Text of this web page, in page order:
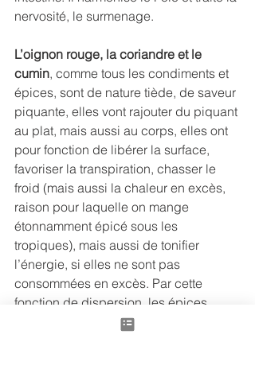
nervosité, le surmenage.
L’oignon rouge, la coriandre et le
cumin, comme tous les condiments et
épices, sont de nature tiède, de saveur
piquante, elles vont rajouter du piquant
au plat, mais aussi au corps, elles ont
pour fonction de libérer la surface,
favoriser la transpiration, chasser le
froid (mais aussi la chaleur en excès,
raison pour laquelle on mange
étonnamment épicé sous les
tropiques), mais aussi de tonifier
l’énergie, si elles ne sont pas
consommées en excès. Par cette
fonction de dispersion, les épices
douces seront intéressantes pour